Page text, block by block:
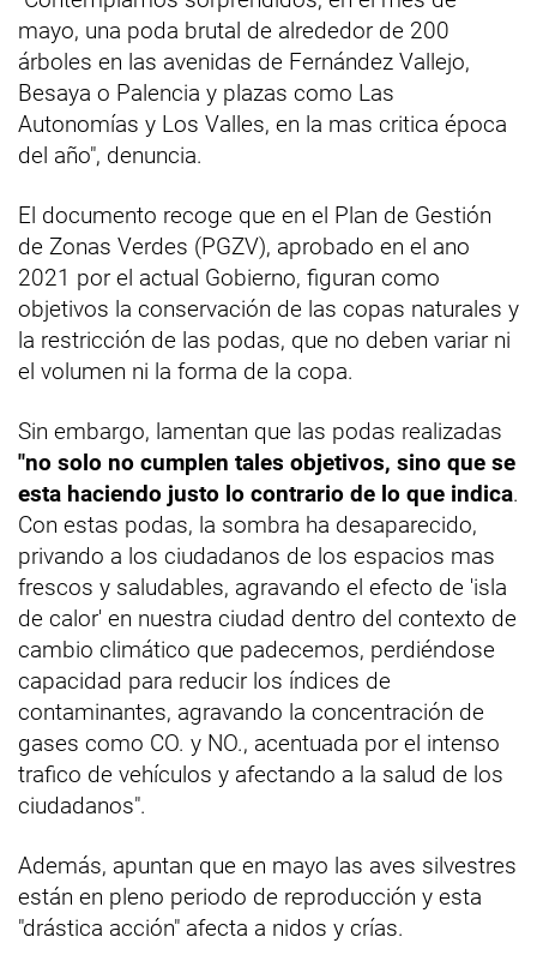
mayo, una poda brutal de alrededor de 200
árboles en las avenidas de Fernández Vallejo,
Besaya o Palencia y plazas como Las
Autonomías y Los Valles, en la mas critica época
del año", denuncia.
El documento recoge que en el Plan de Gestión
de Zonas Verdes (PGZV), aprobado en el ano
2021 por el actual Gobierno, figuran como
objetivos la conservación de las copas naturales y
la restricción de las podas, que no deben variar ni
el volumen ni la forma de la copa.
Sin embargo, lamentan que las podas realizadas
"no solo no cumplen tales objetivos, sino que se
esta haciendo justo lo contrario de lo que indica.
Con estas podas, la sombra ha desaparecido,
privando a los ciudadanos de los espacios mas
frescos y saludables, agravando el efecto de 'isla
de calor' en nuestra ciudad dentro del contexto de
cambio climático que padecemos, perdiéndose
capacidad para reducir los índices de
contaminantes, agravando la concentración de
gases como CO. y NO., acentuada por el intenso
trafico de vehículos y afectando a la salud de los
ciudadanos".
Además, apuntan que en mayo las aves silvestres
están en pleno periodo de reproducción y esta
"drástica acción" afecta a nidos y crías.